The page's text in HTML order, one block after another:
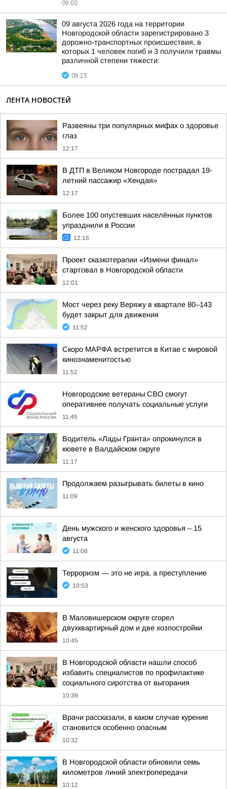
09:03
09 августа 2026 года на территории
Новгородской области зарегистрировано 3
дорожно-транспортных происшествия, в
которых 1 человек погиб и 3 получили травмы
различной степени тяжести:
09:25
ЛЕНТА НОВОСТЕЙ
Развеяны три популярных мифах о здоровье
глаз
12:17
В ДТП в Великом Новгороде пострадал 19-
летний пассажир «Хендая»
12:17
Более 100 опустевших населённых пунктов
упразднили в России
12:16
Проект сказкотерапии «Измени финал»
стартовал в Новгородской области
12:01
Мост через реку Веряжу в квартале 80–143
будет закрыт для движения
11:52
Скоро МАРФА встретится в Китае с мировой
кинознаменитостью
11:52
Новгородские ветераны СВО смогут
оперативнее получать социальные услуги
11:45
Водитель «Лады Гранта» опрокинулся в
кювете в Валдайском округе
11:17
Продолжаем разыгрывать билеты в кино
11:09
День мужского и женского здоровья – 15
августа
11:08
Терроризм — это не игра, а преступление
10:53
В Маловишерском округе сгорел
двухквартирный дом и две хозпостройки
10:45
В Новгородской области нашли способ
избавить специалистов по профилактике
социального сиротства от выгорания
10:39
Врачи рассказали, в каком случае курение
становится особенно опасным
10:32
В Новгородской области обновили семь
километров линий электропередачи
10:12